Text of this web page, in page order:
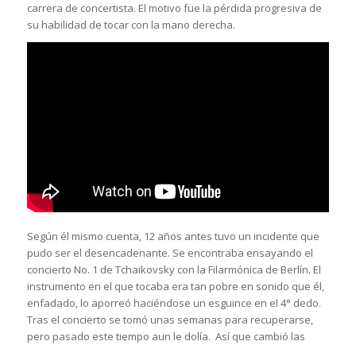
carrera de concertista. El motivo fue la pérdida progresiva de
su habilidad de tocar con la mano derecha.
Según él mismo cuenta, 12 años antes tuvo un incidente que
pudo ser el desencadenante. Se encontraba ensayando el
concierto No. 1 de Tchaikovsky con la Filarmónica de Berlín. El
instrumento en el que tocaba era tan pobre en sonido que él,
enfadado, lo aporreó haciéndose un esguince en el 4° dedo.
Tras el concierto se tomó unas semanas para recuperarse,
pero pasado este tiempo aun le dolía. Así que cambió las